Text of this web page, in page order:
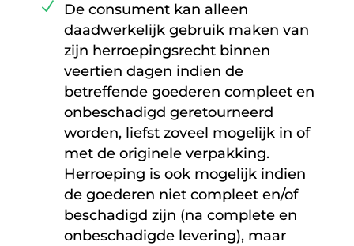
De consument kan alleen
daadwerkelijk gebruik maken van
zijn herroepingsrecht binnen
veertien dagen indien de
betreffende goederen compleet en
onbeschadigd geretourneerd
worden, liefst zoveel mogelijk in of
met de originele verpakking.
Herroeping is ook mogelijk indien
de goederen niet compleet en/of
beschadigd zijn (na complete en
onbeschadigde levering), maar